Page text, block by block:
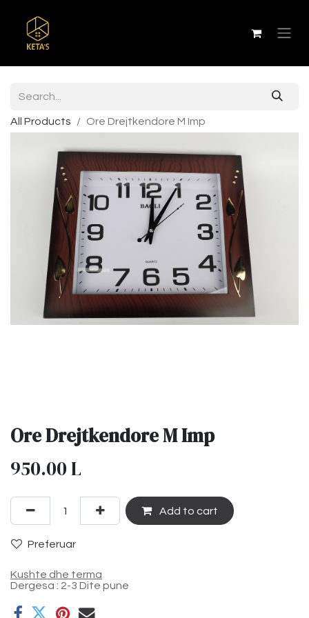
All Products Ore Drejtkendore M Imp
Ore Drejtkendore M Imp
950.00L
Add to cart
Preferuar
Kushte dhe terma
Dergesa : 2-3 Dite pune